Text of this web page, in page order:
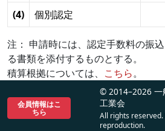
(4) 個別認定
注： 申請時には、認定手数料の振
る書類を添付するものとする。
積算根拠については、 こちら。
会員情報はこ
ちら
© 2014–2026 一
工業会
All rights
reproduction.